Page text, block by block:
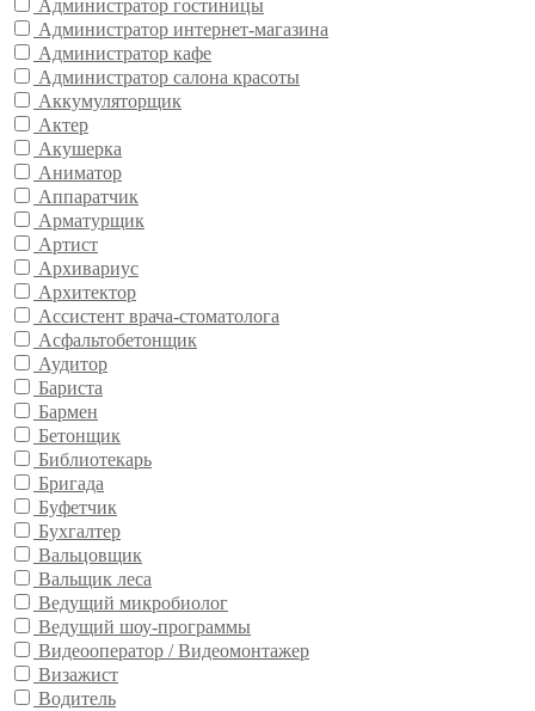
Администратор гостиницы
Администратор интернет-магазина
Администратор кафе
Администратор салона красоты
Аккумуляторщик
Актер
Акушерка
Аниматор
Аппаратчик
Арматурщик
Артист
Архивариус
Архитектор
Ассистент врача-стоматолога
Асфальтобетонщик
Аудитор
Бариста
Бармен
Бетонщик
Библиотекарь
Бригада
Буфетчик
Бухгалтер
Вальцовщик
Вальщик леса
Ведущий микробиолог
Ведущий шоу-программы
Видеооператор / Видеомонтажер
Визажист
Водитель